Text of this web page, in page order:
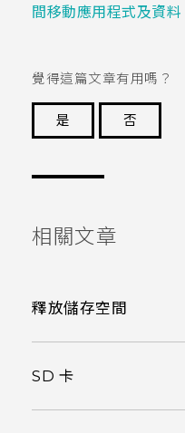
間移動應用程式及資料
覺得這篇文章有用嗎？
是
否
相關文章
釋放儲存空間
SD 卡